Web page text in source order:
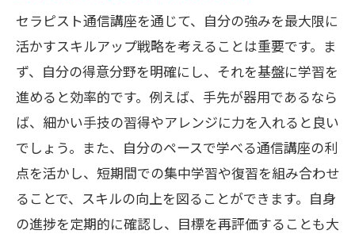
セラピスト通信講座を通じて、自分の強みを最大限に
活かすスキルアップ戦略を考えることは重要です。ま
ず、自分の得意分野を明確にし、それを基盤に学習を
進めると効率的です。例えば、手先が器用であるなら
ば、細かい手技の習得やアレンジに力を入れると良い
でしょう。また、自分のペースで学べる通信講座の利
点を活かし、短期間での集中学習や復習を組み合わせ
ることで、スキルの向上を図ることができます。自身
の進捗を定期的に確認し、目標を再評価することも大